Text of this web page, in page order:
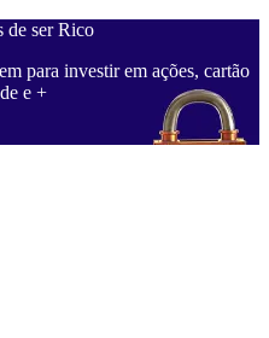
de ser Rico
para investir em ações, cartão
e +